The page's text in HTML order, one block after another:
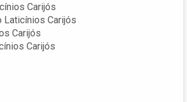
Carijós
Laticínios Carijós
Carijós
Carijós